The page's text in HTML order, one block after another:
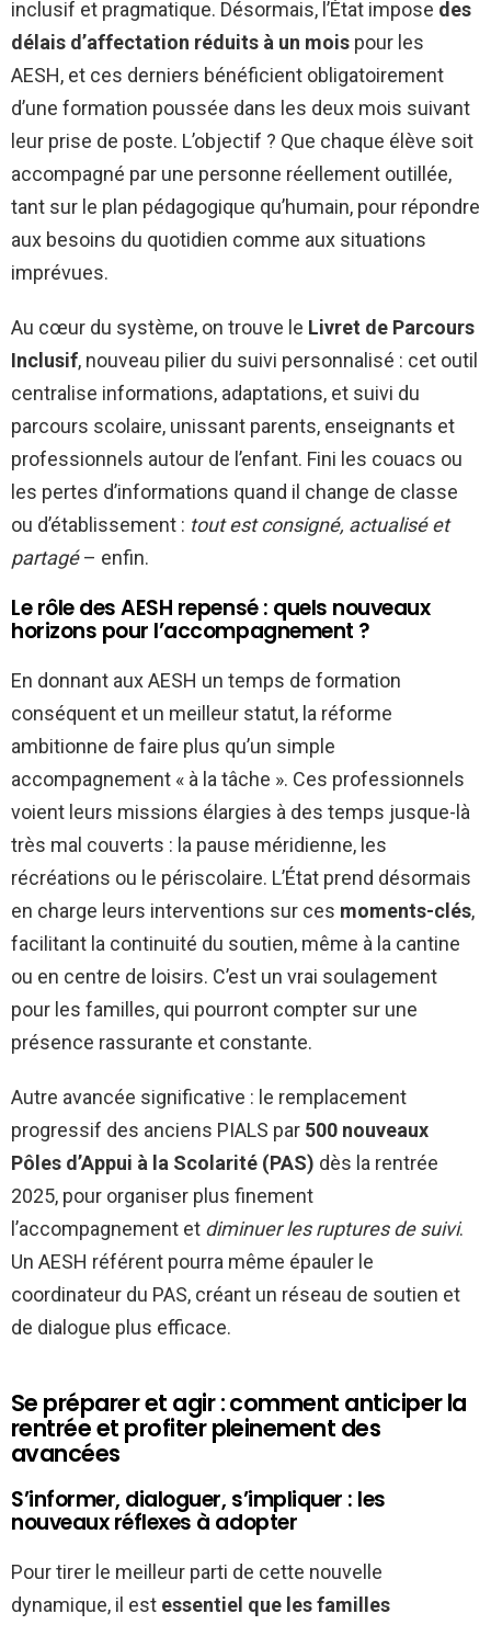
inclusif et pragmatique. Désormais, l’État impose des
délais d’affectation réduits à un mois pour les
AESH, et ces derniers bénéficient obligatoirement
d’une formation poussée dans les deux mois suivant
leur prise de poste. L’objectif ? Que chaque élève soit
accompagné par une personne réellement outillée,
tant sur le plan pédagogique qu’humain, pour répondre
aux besoins du quotidien comme aux situations
imprévues.
Au cœur du système, on trouve le Livret de Parcours
Inclusif, nouveau pilier du suivi personnalisé : cet outil
centralise informations, adaptations, et suivi du
parcours scolaire, unissant parents, enseignants et
professionnels autour de l’enfant. Fini les couacs ou
les pertes d’informations quand il change de classe
ou d’établissement : tout est consigné, actualisé et
partagé– enfin.
Le rôle des AESH repensé : quels nouveaux
horizons pour l’accompagnement ?
En donnant aux AESH un temps de formation
conséquent et un meilleur statut, la réforme
ambitionne de faire plus qu’un simple
accompagnement « à la tâche ». Ces professionnels
voient leurs missions élargies à des temps jusque-là
très mal couverts : la pause méridienne, les
récréations ou le périscolaire. L’État prend désormais
en charge leurs interventions sur ces moments-clés,
facilitant la continuité du soutien, même à la cantine
ou en centre de loisirs. C’est un vrai soulagement
pour les familles, qui pourront compter sur une
présence rassurante et constante.
Autre avancée significative : le remplacement
progressif des anciens PIALS par 500 nouveaux
Pôles d’Appui à la Scolarité (PAS) dès la rentrée
2025, pour organiser plus finement
l’accompagnement et diminuer les ruptures de suivi.
Un AESH référent pourra même épauler le
coordinateur du PAS, créant un réseau de soutien et
de dialogue plus efficace.
Se préparer et agir : comment anticiper la
rentrée et profiter pleinement des
avancées
S’informer, dialoguer, s’impliquer : les
nouveaux réflexes à adopter
Pour tirer le meilleur parti de cette nouvelle
dynamique, il est essentiel que les familles